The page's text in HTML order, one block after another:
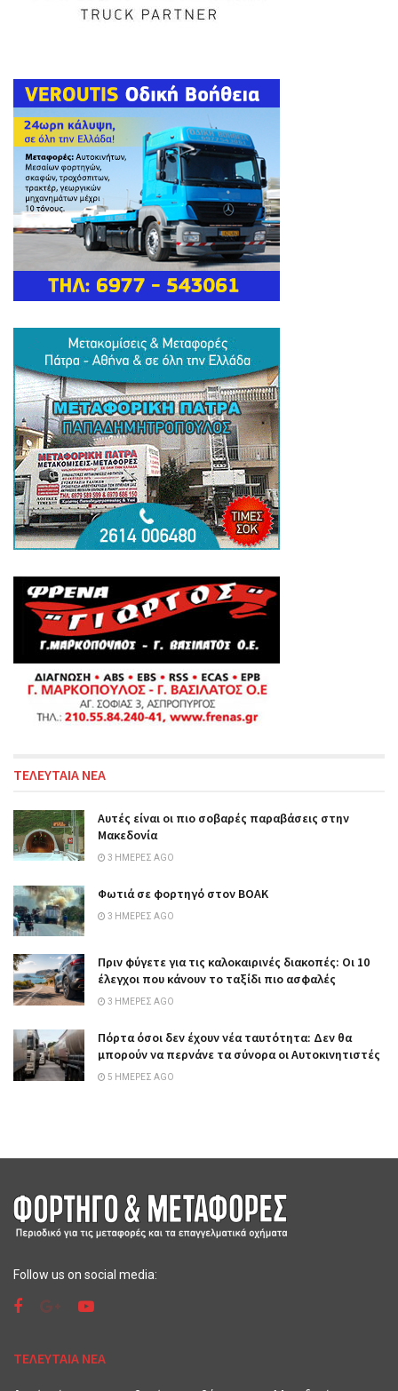
ΤΕΛΕΥΤΑΙΑ ΝΕΑ
Αυτές είναι οι πιο σοβαρές παραβάσεις στην
Μακεδονία
3 ΗΜΈΡΕΣ AGO
Φωτιά σε φορτηγό στον ΒΟΑΚ
3 ΗΜΈΡΕΣ AGO
Πριν φύγετε για τις καλοκαιρινές διακοπές: Οι 10
έλεγχοι που κάνουν το ταξίδι πιο ασφαλές
3 ΗΜΈΡΕΣ AGO
Πόρτα όσοι δεν έχουν νέα ταυτότητα: Δεν θα
μπορούν να περνάνε τα σύνορα οι Αυτοκινητιστές
5 ΗΜΈΡΕΣ AGO
Follow us on social media:
ΤΕΛΕΥΤΑΙΑ ΝΕΑ